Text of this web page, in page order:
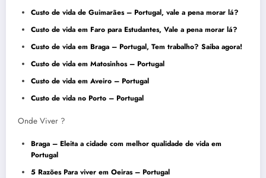
Custo de vida de Guimarães – Portugal, vale a pena morar lá?
Custo de vida em Faro para Estudantes, Vale a pena morar lá?
Custo de vida em Braga – Portugal, Tem trabalho? Saiba agora!
Custo de vida em Matosinhos – Portugal
Custo de vida em Aveiro – Portugal
Custo de vida no Porto – Portugal
Onde Viver ?
Braga – Eleita a cidade com melhor qualidade de vida em
Portugal
5 Razões Para viver em Oeiras – Portugal